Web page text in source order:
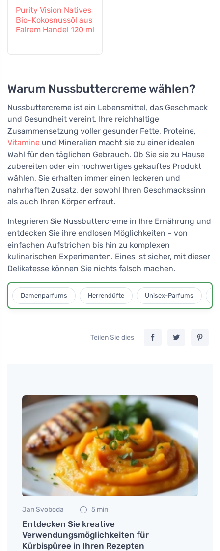
Purity Vision Natives
Bio-Kokosnussöl aus
Fairem Handel 120 ml
Warum Nussbuttercreme wählen?
Nussbuttercreme ist ein Lebensmittel, das Geschmack
und Gesundheit vereint. Ihre reichhaltige
Zusammensetzung voller gesunder Fette, Proteine,
Vitamine und Mineralien macht sie zu einer idealen
Wahl für den täglichen Gebrauch. Ob Sie sie zu Hause
zubereiten oder ein hochwertiges gekauftes Produkt
wählen, Sie erhalten immer einen leckeren und
nahrhaften Zusatz, der sowohl Ihren Geschmackssinn
als auch Ihren Körper erfreut.
Integrieren Sie Nussbuttercreme in Ihre Ernährung und
entdecken Sie ihre endlosen Möglichkeiten – von
einfachen Aufstrichen bis hin zu komplexen
kulinarischen Experimenten. Eines ist sicher, mit dieser
Delikatesse können Sie nichts falsch machen.
Damenparfums Herrendüfte Unisex-Parfums
Teilen Sie dies
Jan Svoboda 5 min
Entdecken Sie kreative
Verwendungsmöglichkeiten für
Kürbispüree in Ihren Rezepten